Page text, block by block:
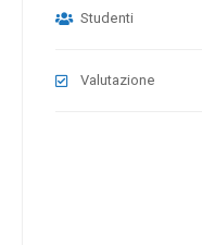
Studenti
Valutazione